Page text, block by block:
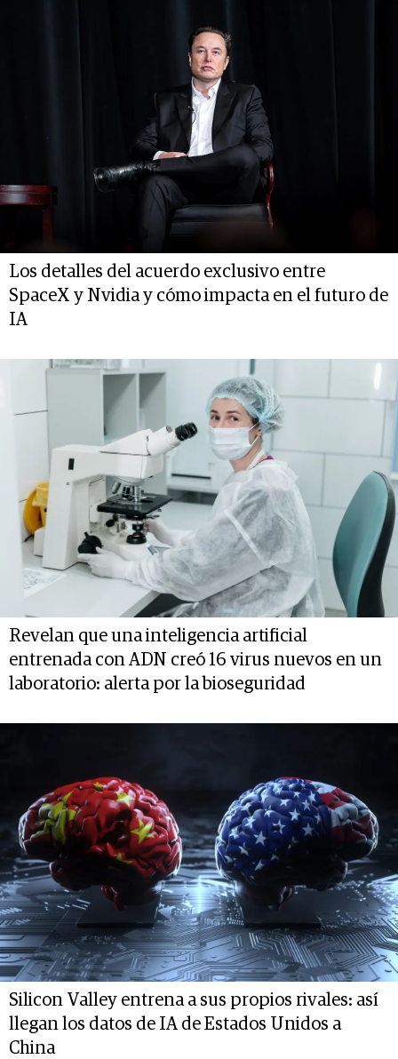
Los detalles del acuerdo exclusivo entre
SpaceX y Nvidia y cómo impacta en el futuro de
IA
Revelan que una inteligencia artificial
entrenada con ADN creó 16 virus nuevos en un
laboratorio: alerta por la bioseguridad
Silicon Valley entrena a sus propios rivales: así
llegan los datos de IA de Estados Unidos a
China